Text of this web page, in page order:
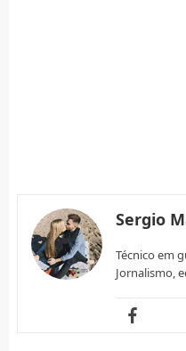
Sergio
Técnico em
Jornalismo,